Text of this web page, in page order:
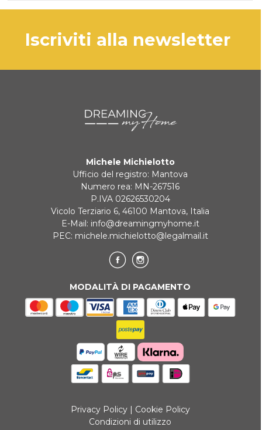
iscriviti alla newsletter
Michele Michielotto
Ufficio del registro: Mantova
Numero rea: MN-267516
P.IVA 02626530204
Vicolo Terziario 6, 46100 Mantova, Italia
E-Mail: info@dreamingmyhome.it
PEC: michele.michielotto@legalmail.it
MODALITÀ DI PAGAMENTO
Privacy Policy| Cookie Policy
Condizioni di utilizzo